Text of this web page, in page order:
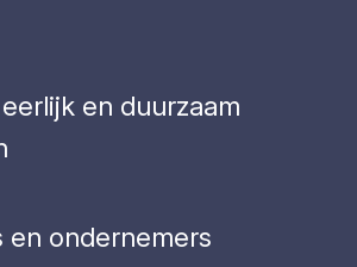
en duurzaam
en ondernemers